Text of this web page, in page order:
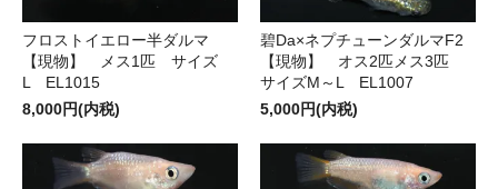
フロストイエロー半ダルマ
【現物】 メス1匹 サイズ
L EL1015
8,000円(内税)
碧Da×ネプチューンダルマF2
【現物】 オス2匹メス3匹
サイズM～L EL1007
5,000円(内税)